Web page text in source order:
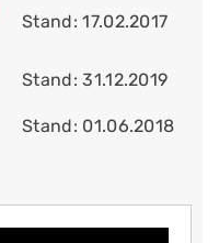
Stand: 17.02.2017
Stand: 31.12.2019
Stand: 01.06.2018